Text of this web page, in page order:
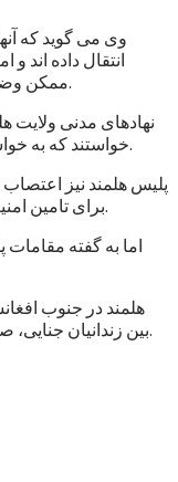
وی می گوید که
انتقال داده اند
ممکن وضعیت بهداشتی شماری از زندانیان خراب شود.
نهادهای مدنی ولایت
خواستند که به خواستهای مشروع زندانیان پاسخ مثبت داده شود.
پلیس هلمند نیز اعتصاب
برای تامین امنیت این زندان، شمار بیشتری نیرو فرستاده اند.
اما به گفته
هلمند در جنوب
بین زندانیان جنایی، صدها نفر به اتهام شورشگری نیز زندانی هستند.